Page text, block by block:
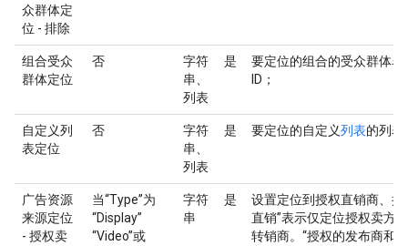
众群体定
位 - 排除
组合受众
群体定位
否
字符
串、
列表
是
要定位的组合的受众群体
ID；
自定义列
表定位
否
字符
串、
列表
是 要定位的自定义列表的列表
广告资源
来源定位
- 授权卖
当“Type”为
“Display”
“Video”或
字符
串
是
设置定位到授权直销商、
直销”表示仅定位授权卖方
转销商。“授权的发布商和